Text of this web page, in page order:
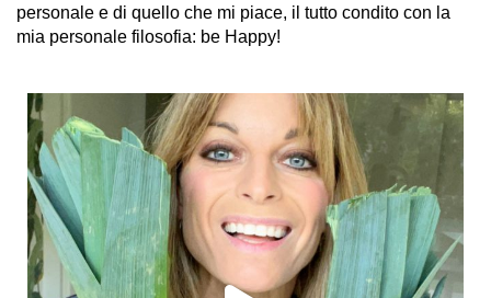
personale e di quello che mi piace, il tutto condito con la
mia personale filosofia: be Happy!